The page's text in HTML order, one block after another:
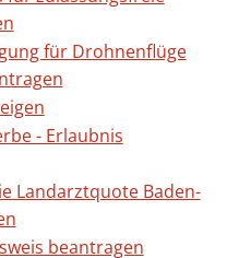
für Drohnenflüge
- Erlaubnis
Landarztquote Baden-
beantragen